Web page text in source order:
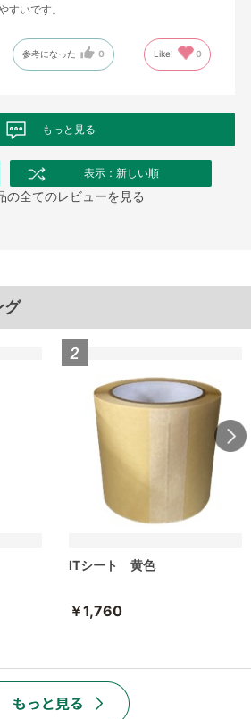
すいです。
参考になった 0 Like! 0
もっと見る
表示：新しい順
の全てのレビューを見る
グ
ITシート 黄色
￥1,760